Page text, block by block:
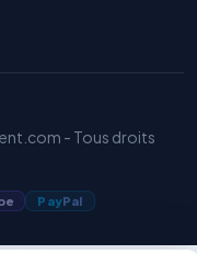
- Tous droits
PayPal